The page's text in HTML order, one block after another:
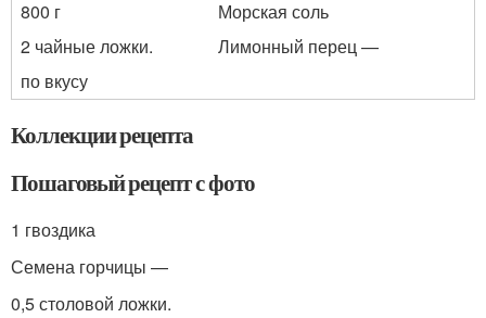
800 г
Морская соль
2 чайные ложки.
Лимонный перец —
по вкусу
Коллекции рецепта
Пошаговый рецепт с фото
1 гвоздика
Семена горчицы —
0,5 столовой ложки.